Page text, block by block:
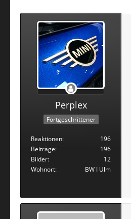
Perplex
Fortgeschrittener
Reaktionen
196
Beiträge
196
Bilder
12
Wohnort
BW I Ulm